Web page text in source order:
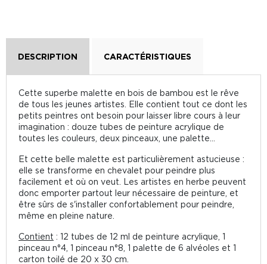
DESCRIPTION CARACTÉRISTIQUES
Cette superbe malette en bois de bambou est le rêve
de tous les jeunes artistes. Elle contient tout ce dont les
petits peintres ont besoin pour laisser libre cours à leur
imagination : douze tubes de peinture acrylique de
toutes les couleurs, deux pinceaux, une palette...
Et cette belle malette est particulièrement astucieuse :
elle se transforme en chevalet pour peindre plus
facilement et où on veut. Les artistes en herbe peuvent
donc emporter partout leur nécessaire de peinture, et
être sûrs de s'installer confortablement pour peindre,
même en pleine nature.
Contient : 12 tubes de 12 ml de peinture acrylique, 1
pinceau n°4, 1 pinceau n°8, 1 palette de 6 alvéoles et 1
carton toilé de 20 x 30 cm.